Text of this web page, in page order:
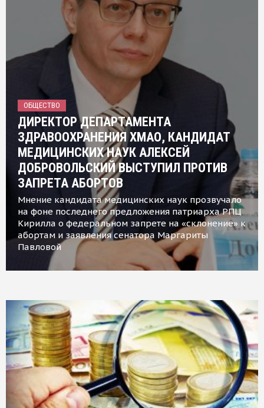
ОБЩЕСТВО
ДИРЕКТОР ДЕПАРТАМЕНТА
ЗДРАВООХРАНЕНИЯ ХМАО, КАНДИДАТ
МЕДИЦИНСКИХ НАУК АЛЕКСЕЙ
ДОБРОВОЛЬСКИЙ ВЫСТУПИЛ ПРОТИВ
ЗАПРЕТА АБОРТОВ
Мнение кандидата медицинских наук прозвучало
на фоне последнего предложения патриарха РПЦ
Кирилла о федеральном запрете на «склонение» к
абортам и заявления сенатора Маргариты
Павловой